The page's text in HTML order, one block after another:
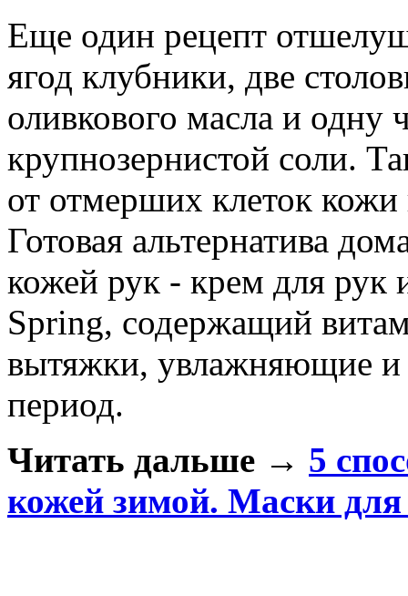
Еще один рецепт
ягод клубники, две
оливкового масла и
крупнозернистой соли.
от отмерших клеток кожи
Готовая альтернатива
кожей рук - крем для рук
Spring, содержащий
вытяжки, увлажняющие
период.
Читать дальше → 5
кожей зимой. Маски для